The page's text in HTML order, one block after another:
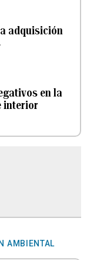
adquisición
en la
interior
AMBIENTAL